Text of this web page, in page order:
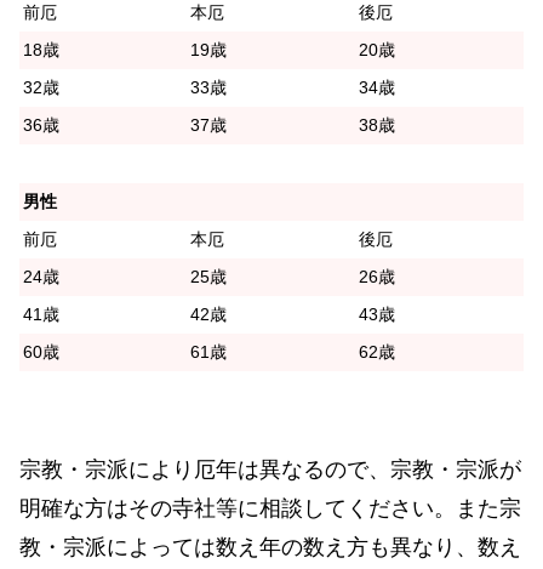
前厄
本厄
後厄
18歳
19歳
20歳
32歳
33歳
34歳
36歳
37歳 38歳
男性
前厄
本厄
後厄
24歳
25歳
26歳
41歳
42歳
43歳
60歳
61歳 62歳
宗教・宗派により厄年は異なるので、宗教・宗派が
明確な方はその寺社等に相談してください。また宗
教・宗派によっては数え年の数え方も異なり、数え